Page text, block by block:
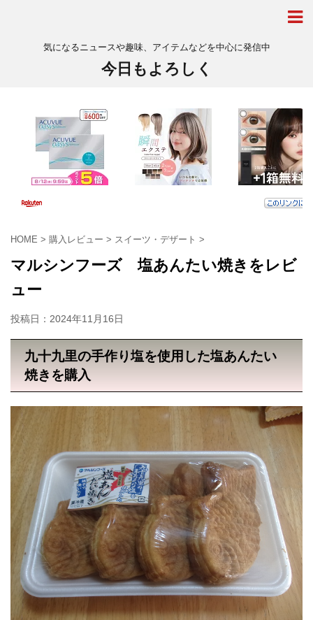
気になるニュースや趣味、アイテムなどを中心に発信中
今日もよろしく
HOME > 購入レビュー > スイーツ・デザート >
マルシンフーズ 塩あんたい焼きをレビ
ュー
投稿日： 2024年11月16日
九十九里の手作り塩を使用した塩あんたい
焼きを購入